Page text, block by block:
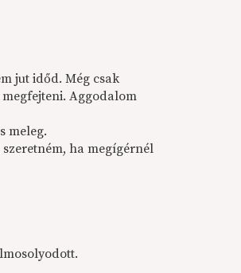
jut időd. Még csak
Aggodalom
meleg.
ha meg­ígérnél